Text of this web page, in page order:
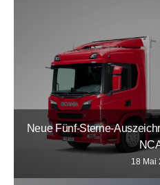
Neue Fünf-Sterne-
18 Mai